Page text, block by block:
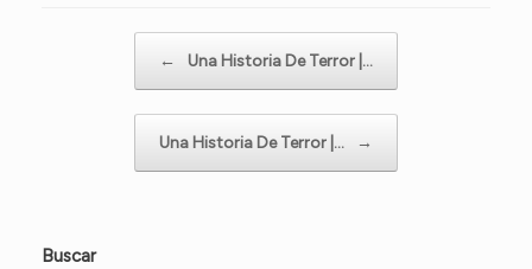
← Una Historia De Terror |…
Una Historia De Terror |… →
Buscar